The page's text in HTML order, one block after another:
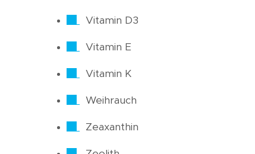
Vitamin D3
Vitamin E
Vitamin K
Weihrauch
Zeaxanthin